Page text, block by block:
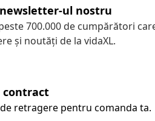
ul nostru
700.000 de cumpărători
și noutăți de la vidaXL.
contract
retragere pentru comanda ta.